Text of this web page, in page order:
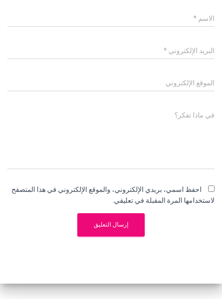
الاسم *
البريد الإلكتروني *
الموقع الإلكتروني
في ماذا تفكر؟
احفظ اسمي، بريدي الإلكتروني، والموقع الإلكتروني في هذا المتصفح
لاستخدامها المرة المقبلة في تعليقي.